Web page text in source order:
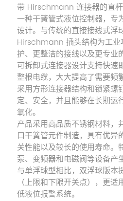
带 Hirschmann 连接器的直
一种干簧管式液位控制器，专
设计。与传统的直接接线式浮
Hirschmann 插头结构为工业
护、更整洁的接线以及更专业
可拆卸式连接器设计支持快速
整根电缆，大大提高了需要频
采用方形连接器结构和锁紧螺
定、安全，并且能够在长期运
氧化。
产品采用高品质不锈钢材料，
口干簧管元件制造，具有优异
关性能以及较长的使用寿命。
泵、变频器和电磁阀等设备产
与单浮球型相比，双浮球版本
（上限和下限开关点），更
低液位报警系统。